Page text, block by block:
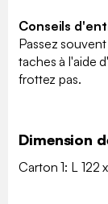
Conseils
Passez
taches à l'aide
frottez pas.
Dimension
Carton 1: L 122